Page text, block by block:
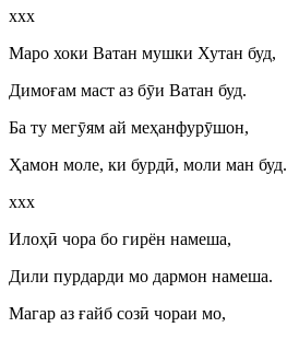
ххх
Маро хоки Ватан мушки Хутан буд,
Димоғам маст аз бӯи Ватан буд.
Ба ту мегӯям ай меҳанфурӯшон,
Ҳамон моле, ки бурдӣ, моли ман буд.
ххх
Илоҳӣ чора бо гирён намеша,
Дили пурдарди мо дармон намеша.
Магар аз ғайб созӣ чораи мо,